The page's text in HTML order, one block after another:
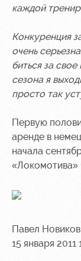
каждой
Конкуренция
очень
биться за
сезона я
просто так
Первую
аренде в
начала
«Локомотива»
Павел
15 января 2011